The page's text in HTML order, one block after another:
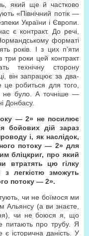
який ще й частково
«Північний потік —
України і Європи.
є контракт. До речі,
форматі
років. І з цих п’яти
роки цей контракт
технічну сторону
він запрацює за два-
робиться для того,
не було. А точніше —
Донбасу.
— 2» не посилює
бойових дій зараз
і, як наслідок,
потоку — 2» для
бліцкриг, про який
втратять цю гілку
легкістю зможуть
потоку — 2».
чи не боїмося ми
(а ви знаєте,
чи не боюся я, що
питають про трубу. Я
історична даність. У